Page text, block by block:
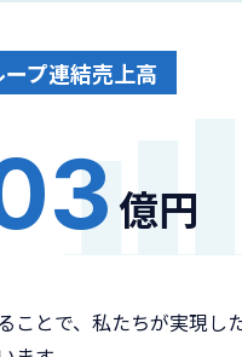
ープ連結売上高
億円
ことで、私たちが実現し